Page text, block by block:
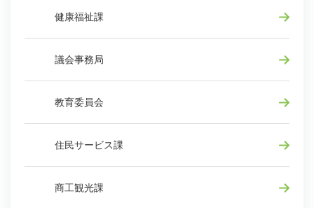
健康福祉課
議会事務局
教育委員会
住民サービス課
商工観光課